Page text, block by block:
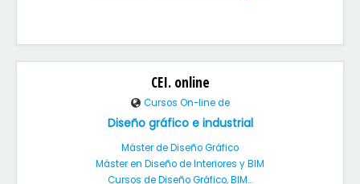
CEI. online
Cursos On-line de
Diseño gráfico e industrial
Máster de Diseño Gráfico
Máster en Diseño de Interiores y BIM
Cursos de Diseño Gráfico, BIM...